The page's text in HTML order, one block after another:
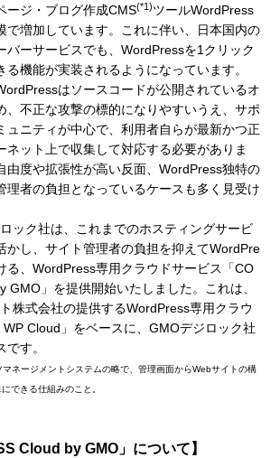
ージ・ブログ作成CMS(*1)ツールWordPress
で増加しています。これに伴い、日本国内の
バーサービスでも、WordPressを1クリック
る機能が実装されるようになっています。
はソースコードが公開されているオ
、不正な攻撃の標的になりやすいうえ、サポ
ュニティが中心で、利用者自らが最新かつ正
ネット上で収集して対応する必要がありま
由度や拡張性が高い反面、WordPress独特の
理者の負担となっているケースも多く見受け
ック社は、これまでのホスティングサービ
かし、サイト管理者の負担を抑えてWordPre
る、WordPress専用クラウドサービス「CO
GMO」を提供開始いたしました。これは、
株式会社の提供するWordPress専用クラウ
WP Cloud」をベースに、GMOデジロック社
す。
ネージメントシステムの略で、管理画面からWebサイトの構
できる仕組みのこと。
Cloud by GMO」について】